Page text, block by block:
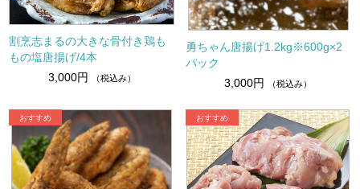
割烹志まるの大きな骨付き鶏も
もの塩唐揚げ/4本
3,000円
（税込み）
勇ちゃん唐揚げ1.2kg※600g×2
パック
3,000円
（税込み）